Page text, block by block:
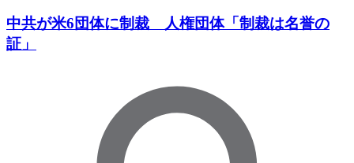
中共が米6団体に制裁 人権団体「制裁は名誉の
証」